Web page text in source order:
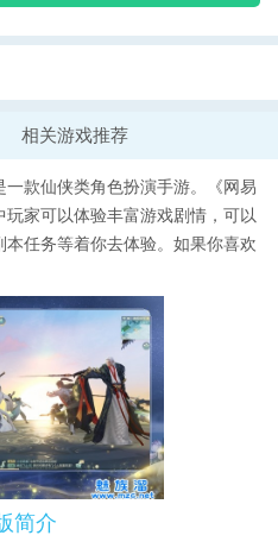
相关游戏推荐
一款仙侠类角色扮演手游。《网易
家可以体验丰富游戏剧情，可以
任务等着你去体验。如果你喜欢
简介